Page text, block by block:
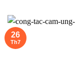
26
Th7